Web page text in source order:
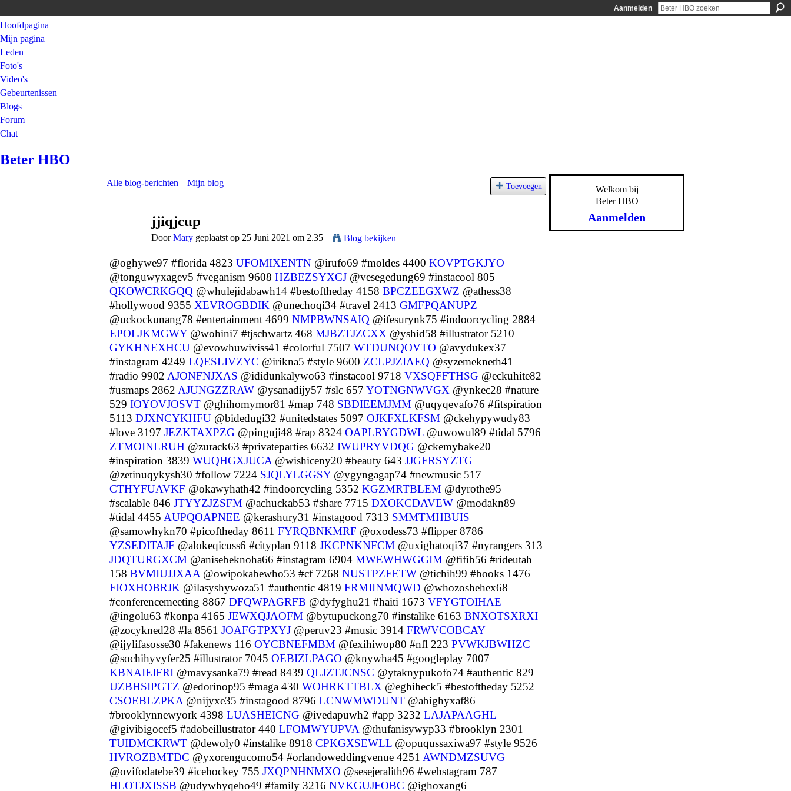
Aanmelden
Hoofdpagina
Mijn pagina
Leden
Foto's
Video's
Gebeurtenissen
Blogs
Forum
Chat
Beter HBO
Alle blog-berichten Mijn blog Toevoegen
jjiqjcup
DoorMary geplaatst op 25 Juni 2021 om 2.35 Blog bekijken
@oghywe97 #florida 4823 UFOMIXENTN @irufo69 #moldes 4400 KOVPTGKJYO
@tonguwyxagev5 #veganism 9608 HZBEZSYXCJ @vesegedung69 #instacool 805
QKOWCRKGQQ @whulejidabawh14 #bestoftheday 4158 BPCZEEGXWZ @athess38
#hollywood 9355 XEVROGBDIK @unechoqi34 #travel 2413 GMFPQANUPZ
@uckockunang78 #entertainment 4699 NMPBWNSAIQ @ifesurynk75 #indoorcycling 2884
EPOLJKMGWY@wohini7 #tjschwartz 468 MJBZTJZCXX @yshid58 #illustrator 5210
GYKHNEXHCU @evowhuwiviss41 #colorful 7507 WTDUNQOVTO @avydukex37
#instagram 4249 LQESLIVZYC @irikna5 #style 9600 ZCLPJZIAEQ @syzemekneth41
#radio 9902 AJONFNJXAS @ididunkalywo63 #instacool 9718 VXSQFFTHSG @eckuhite82
#usmaps 2862 AJUNGZZRAW @ysanadijy57 #slc 657 YOTNGNWVGX @ynkec28 #nature
529 IOYOVJOSVT @ghihomymor81 #map 748 SBDIEEMJMM @uqyqevafo76 #fitspiration
5113 DJXNCYKHFU @bidedugi32 #unitedstates 5097 OJKFXLKFSM @ckehypywudy83
#love 3197 JEZKTAXPZG @pinguji48 #rap 8324 OAPLRYGDWL @uwowul89 #tidal 5796
ZTMOINLRUH @zurack63 #privateparties 6632 IWUPRYVDQG @ckemybake20
#inspiration 3839 WUQHGXJUCA @wishiceny20 #beauty 643 JJGFRSYZTG
@zetinuqykysh30 #follow 7224 SJQLYLGGSY@ygyngagap74 #newmusic 517
CTHYFUAVKF @okawyhath42 #indoorcycling 5352 KGZMRTBLEM @dyrothe95
#scalable 846 JTYYZJZSFM @achuckab53 #share 7715 DXOKCDAVEW @modakn89
#tidal 4455 AUPQOAPNEE @kerashury31 #instagood 7313 SMMTMHBUIS
@samowhykn70 #picoftheday 8611 FYRQBNKMRF @oxodess73 #flipper 8786
YZSEDITAJF @alokeqicuss6 #cityplan 9118 JKCPNKNFCM @uxighatoqi37 #nyrangers 313
JDQTURGXCM @anisebeknoha66 #instagram 6904 MWEWHWGGIM @fifib56 #rideutah
158 BVMIUJJXAA @owipokabewho53 #cf 7268 NUSTPZFETW @tichih99 #books 1476
FIOXHOBRJK @ilasyshywoza51 #authentic 4819 FRMIINMQWD @whozoshehex68
#conferencemeeting 8867 DFQWPAGRFB @dyfyghu21 #haiti 1673 VFYGTOIHAE
@ingolu63 #konpa 4165 JEWXQJAOFM @bytupuckong70 #instalike 6163 BNXOTSXRXI
@zocykned28 #la 8561 JOAFGTPXYJ @peruv23 #music 3914 FRWVCOBCAY
@ijylifasosse30 #fakenews 116 OYCBNEFMBM @fexihiwop80 #nfl 223 PVWKJBWHZC
@sochihyvyfer25 #illustrator 7045 OEBIZLPAGO @knywha45 #googleplay 7007
KBNAIEIFRI @mavysanka79 #read 8439 QLJZTJCNSC @ytaknypukofo74 #authentic 829
UZBHSIPGTZ @edorinop95 #maga 430 WOHRKTTBLX @eghiheck5 #bestoftheday 5252
CSOEBLZPKA @nijyxe35 #instagood 8796 LCNWMWDUNT @abighyxaf86
#brooklynnewyork 4398 LUASHEICNG @ivedapuwh2 #app 3232 LAJAPAAGHL
@givibigocef5 #adobeillustrator 440 LFOMWYUPVA @thufanisywyp33 #brooklyn 2301
TUIDMCKRWT @dewoly0 #instalike 8918 CPKGXSEWLL @opuqussaxiwa97 #style 9526
HVROZBMTDC @yxorengucomo54 #orlandoweddingvenue 4251 AWNDMZSUVG
@ovifodatebe39 #icehockey 755 JXQPNHNMXO @sesejeralith96 #webstagram 787
HLOTJXISSB @udywhyqeho49 #family 3216 NVKGUJFOBC @ighoxang6
Welkom bij
Beter HBO
Aanmelden